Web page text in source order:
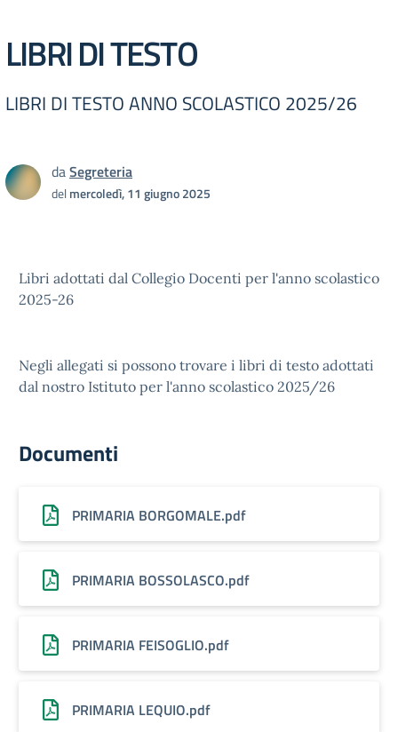
LIBRI DI TESTO
LIBRI DI TESTO ANNO SCOLASTICO 2025/26
daSegreteria
delmercoledì, 11 giugno 2025
Libri adottati dal Collegio Docenti per l'anno scolastico
2025-26
Negli allegati si possono trovare i libri di testo adottati
dal nostro Istituto per l'anno scolastico 2025/26
Documenti
PRIMARIA BORGOMALE.pdf
PRIMARIA BOSSOLASCO.pdf
PRIMARIA FEISOGLIO.pdf
PRIMARIA LEQUIO.pdf